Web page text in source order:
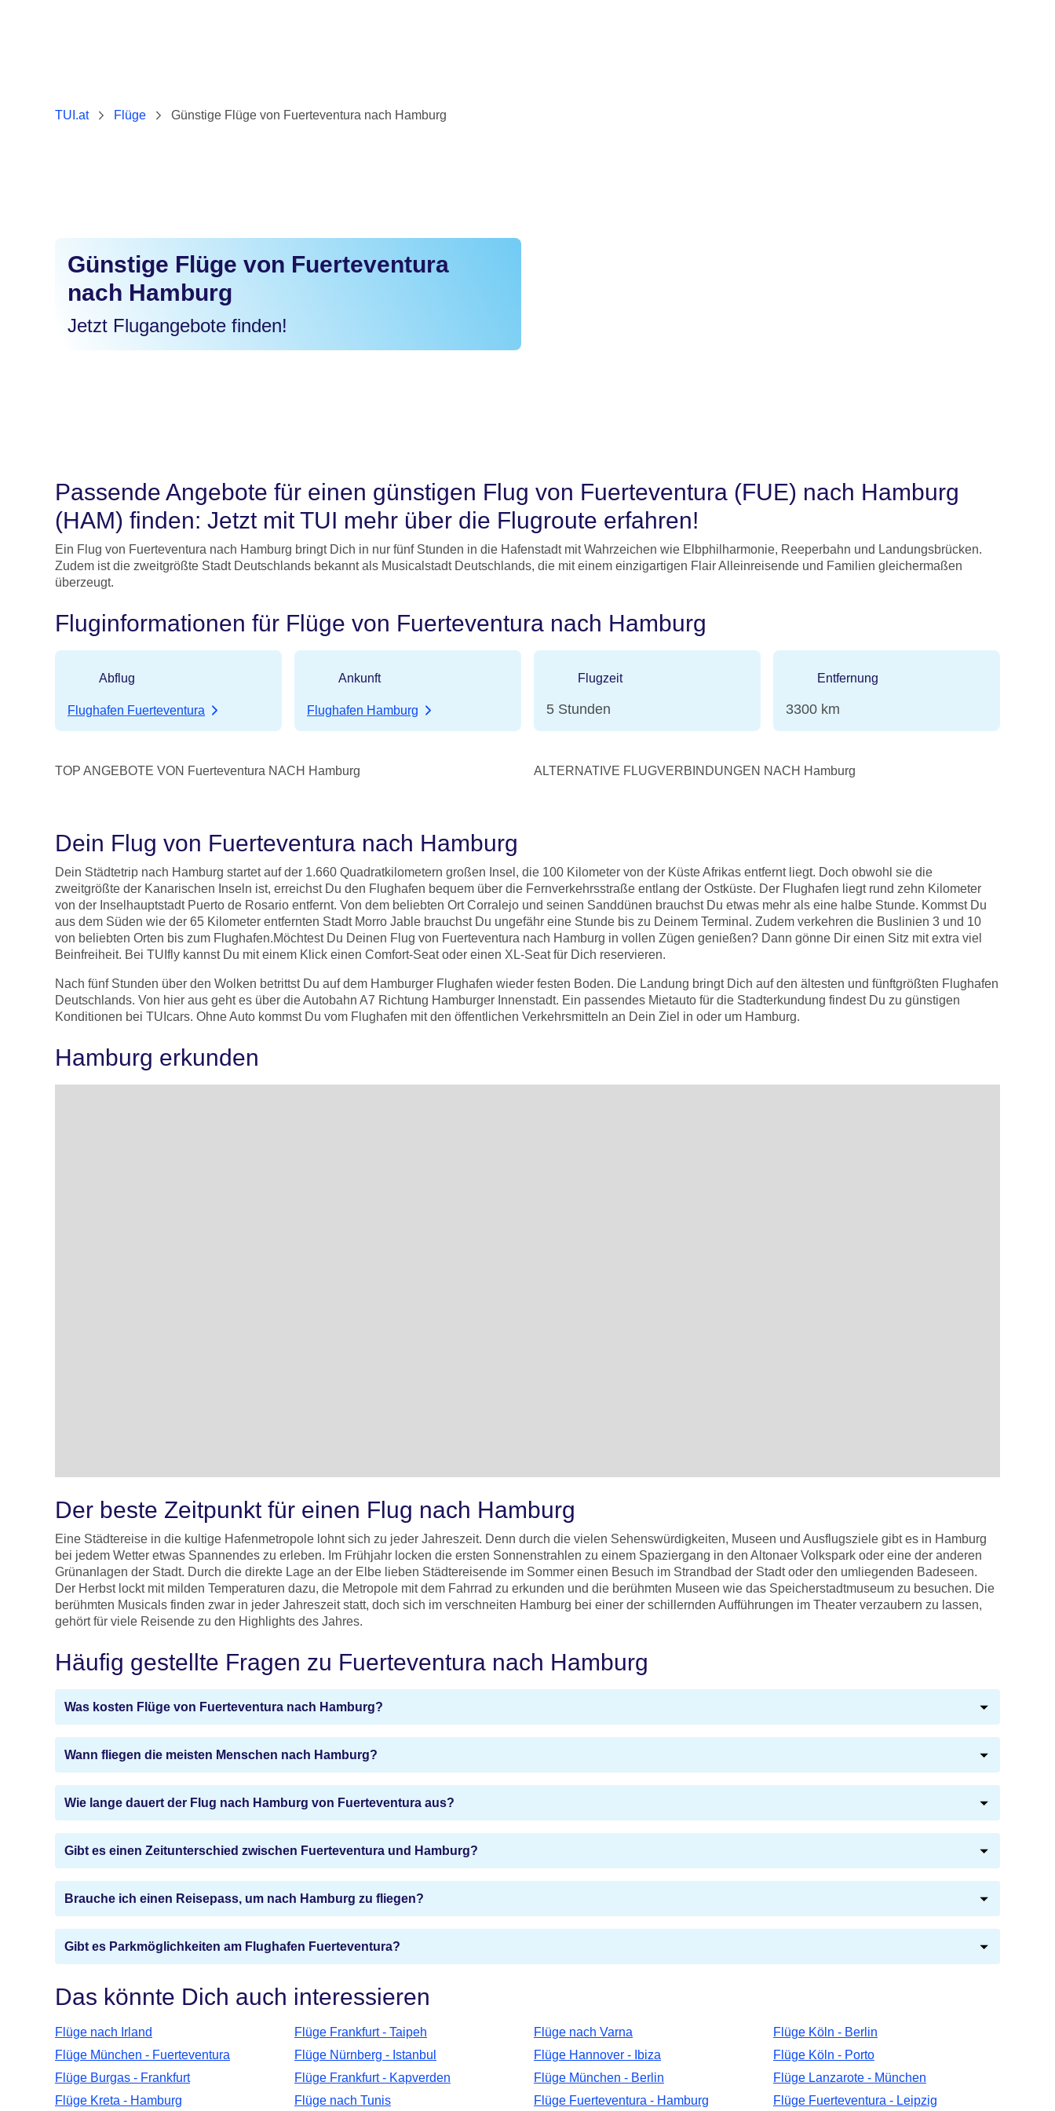
TUI.at Flüge Günstige Flüge von Fuerteventura nach Hamburg
Günstige Flüge von Fuerteventura
nach Hamburg
Jetzt Flugangebote finden!
Passende Angebote für einen günstigen Flug von Fuerteventura (FUE) nach Hamburg
(HAM) finden: Jetzt mit TUI mehr über die Flugroute erfahren!
Ein Flug von Fuerteventura nach Hamburg bringt Dich in nur fünf Stunden in die Hafenstadt mit Wahrzeichen wie Elbphilharmonie, Reeperbahn und Landungsbrücken.
Zudem ist die zweitgrößte Stadt Deutschlands bekannt als Musicalstadt Deutschlands, die mit einem einzigartigen Flair Alleinreisende und Familien gleichermaßen
überzeugt.
Fluginformationen für Flüge von Fuerteventura nach Hamburg
Abflug
Flughafen Fuerteventura
Ankunft
Flughafen Hamburg
Flugzeit
5 Stunden
Entfernung
3300 km
TOP ANGEBOTE VON Fuerteventura NACH Hamburg ALTERNATIVE FLUGVERBINDUNGEN NACH Hamburg
Dein Flug von Fuerteventura nach Hamburg
Dein Städtetrip nach Hamburg startet auf der 1.660 Quadratkilometern großen Insel, die 100 Kilometer von der Küste Afrikas entfernt liegt. Doch obwohl sie die
zweitgrößte der Kanarischen Inseln ist, erreichst Du den Flughafen bequem über die Fernverkehrsstraße entlang der Ostküste. Der Flughafen liegt rund zehn Kilometer
von der Inselhauptstadt Puerto de Rosario entfernt. Von dem beliebten Ort Corralejo und seinen Sanddünen brauchst Du etwas mehr als eine halbe Stunde. Kommst Du
aus dem Süden wie der 65 Kilometer entfernten Stadt Morro Jable brauchst Du ungefähr eine Stunde bis zu Deinem Terminal. Zudem verkehren die Buslinien 3 und 10
von beliebten Orten bis zum Flughafen.Möchtest Du Deinen Flug von Fuerteventura nach Hamburg in vollen Zügen genießen? Dann gönne Dir einen Sitz mit extra viel
Beinfreiheit. Bei TUIfly kannst Du mit einem Klick einen Comfort-Seat oder einen XL-Seat für Dich reservieren.
Nach fünf Stunden über den Wolken betrittst Du auf dem Hamburger Flughafen wieder festen Boden. Die Landung bringt Dich auf den ältesten und fünftgrößten Flughafen
Deutschlands. Von hier aus geht es über die Autobahn A7 Richtung Hamburger Innenstadt. Ein passendes Mietauto für die Stadterkundung findest Du zu günstigen
Konditionen bei TUIcars. Ohne Auto kommst Du vom Flughafen mit den öffentlichen Verkehrsmitteln an Dein Ziel in oder um Hamburg.
Hamburg erkunden
Der beste Zeitpunkt für einen Flug nach Hamburg
Eine Städtereise in die kultige Hafenmetropole lohnt sich zu jeder Jahreszeit. Denn durch die vielen Sehenswürdigkeiten, Museen und Ausflugsziele gibt es in Hamburg
bei jedem Wetter etwas Spannendes zu erleben. Im Frühjahr locken die ersten Sonnenstrahlen zu einem Spaziergang in den Altonaer Volkspark oder eine der anderen
Grünanlagen der Stadt. Durch die direkte Lage an der Elbe lieben Städtereisende im Sommer einen Besuch im Strandbad der Stadt oder den umliegenden Badeseen.
Der Herbst lockt mit milden Temperaturen dazu, die Metropole mit dem Fahrrad zu erkunden und die berühmten Museen wie das Speicherstadtmuseum zu besuchen. Die
berühmten Musicals finden zwar in jeder Jahreszeit statt, doch sich im verschneiten Hamburg bei einer der schillernden Aufführungen im Theater verzaubern zu lassen,
gehört für viele Reisende zu den Highlights des Jahres.
Häufig gestellte Fragen zu Fuerteventura nach Hamburg
Was kosten Flüge von Fuerteventura nach Hamburg?
Wann fliegen die meisten Menschen nach Hamburg?
Wie lange dauert der Flug nach Hamburg von Fuerteventura aus?
Gibt es einen Zeitunterschied zwischen Fuerteventura und Hamburg?
Brauche ich einen Reisepass, um nach Hamburg zu fliegen?
Gibt es Parkmöglichkeiten am Flughafen Fuerteventura?
Das könnte Dich auch interessieren
Flüge nach Irland Flüge Frankfurt - Taipeh Flüge nach Varna
Flüge Köln - Berlin
Flüge München - Fuerteventura
Flüge Nürnberg - Istanbul Flüge Hannover - Ibiza
Flüge Köln - Porto
Flüge Burgas - Frankfurt
Flüge Frankfurt - Kapverden Flüge München - Berlin
Flüge Lanzarote - München
Flüge Kreta - Hamburg
Flüge nach Tunis Flüge Fuerteventura - Hamburg Flüge Fuerteventura - Leipzig